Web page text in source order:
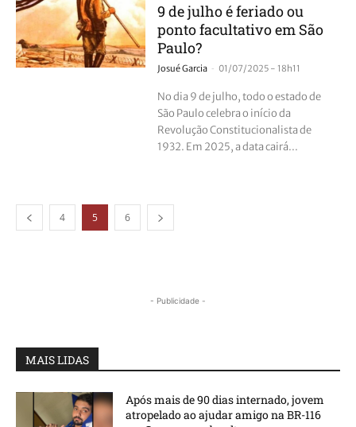
9 de julho é feriado ou
ponto facultativo em São
Paulo?
Josué Garcia - 01/07/2025 - 18h11
No dia 9 de julho, todo o estado de
São Paulo celebra o início da
Revolução Constitucionalista de
1932. Em 2025, a data cairá...
4 5 6
- Publicidade -
MAIS LIDAS
Após mais de 90 dias internado, jovem
atropelado ao ajudar amigo na BR-116